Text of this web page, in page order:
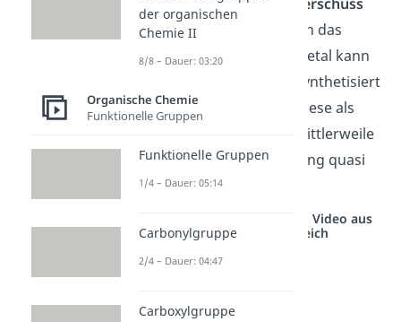
an Alkohol
wird schließlich das
Vollacetalgebildet. Ein Acetal kann
synthetisiert
werden. Früher wurden diese als
Ketale bezeichnet, aber mittlerweile
findet diese Unterscheidung quasi
keine Beachtung mehr.
Studyflix vernetzt: Hier ein Video aus
einem anderen Bereich
der organischen
Chemie II
8/8 – Dauer: 03:20
Organische Chemie
Funktionelle Gruppen
Funktionelle Gruppen
1/4 – Dauer: 05:14
Carbonylgruppe
2/4 – Dauer: 04:47
Carboxylgruppe